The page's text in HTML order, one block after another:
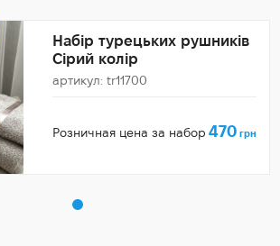
Набір турецьких рушників
Сірий колір
артикул: tr11700
Розничная цена за набор 470 грн